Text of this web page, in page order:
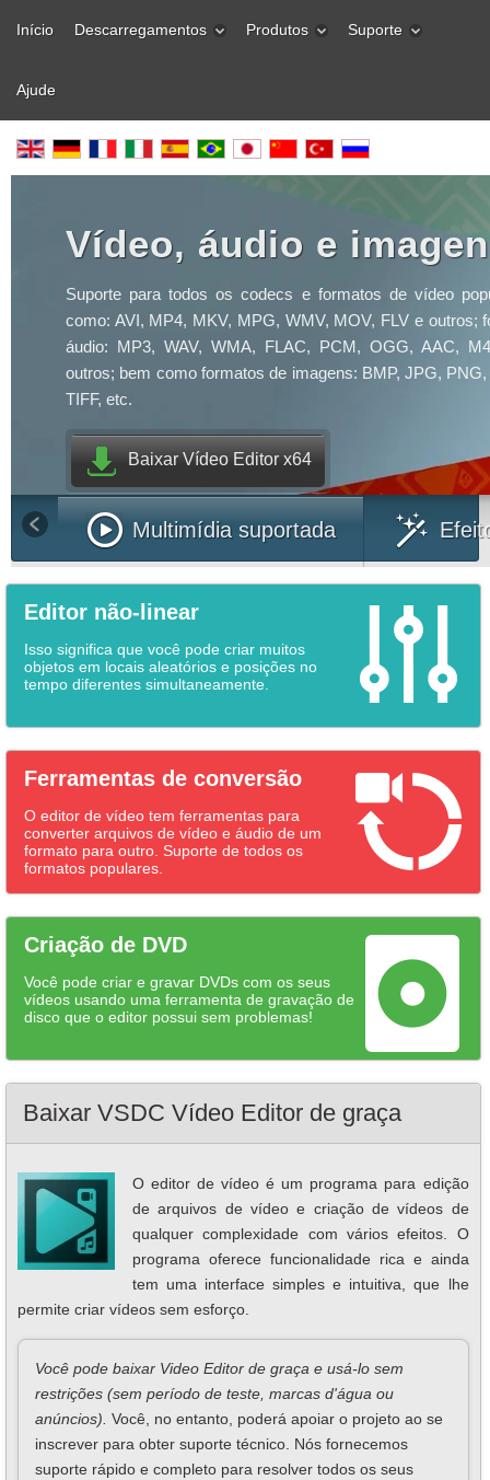
Início Descarregamentos Produtos Suporte
Ajude
Vídeo, áudio e
Suporte para todos os codecs e formatos de vídeo
como: AVI, MP4, MKV, MPG, WMV, MOV, FLV e outros;
áudio: MP3, WAV, WMA, FLAC, PCM, OGG, AAC,
outros; bem como formatos de imagens: BMP, JPG,
TIFF, etc.
Baixar Vídeo Editor x64
Multimídia suportada
Editor não-linear
Isso significa que você pode criar muitos
objetos em locais aleatórios e posições no
tempo diferentes simultaneamente.
Ferramentas de conversão
O editor de vídeo tem ferramentas para
converter arquivos de vídeo e áudio de um
formato para outro. Suporte de todos os
formatos populares.
Criação de DVD
Você pode criar e gravar DVDs com os seus
vídeos usando uma ferramenta de gravação de
disco que o editor possui sem problemas!
Baixar VSDC Vídeo Editor de graça
O editor de vídeo é um programa para edição
de arquivos de vídeo e criação de vídeos de
qualquer complexidade com vários efeitos. O
programa oferece funcionalidade rica e ainda
tem uma interface simples e intuitiva, que lhe
permite criar vídeos sem esforço.
Você pode baixar Video Editor de graça e usá-lo sem
restrições (sem período de teste, marcas d'água ou
anúncios). Você, no entanto, poderá apoiar o projeto ao se
inscrever para obter suporte técnico. Nós fornecemos
suporte rápido e completo para resolver todos os seus